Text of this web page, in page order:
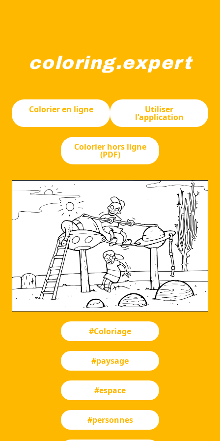
coloring.expert
Colorier en ligne
Utiliser
l'application
Colorier hors ligne
(PDF)
#Coloriage
#paysage
#espace
#personnes